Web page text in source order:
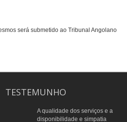
será submetido ao Tribunal Angolano
TESTEMUNHO
A qualidade dos serviços e a
disponibilidade e simpatia